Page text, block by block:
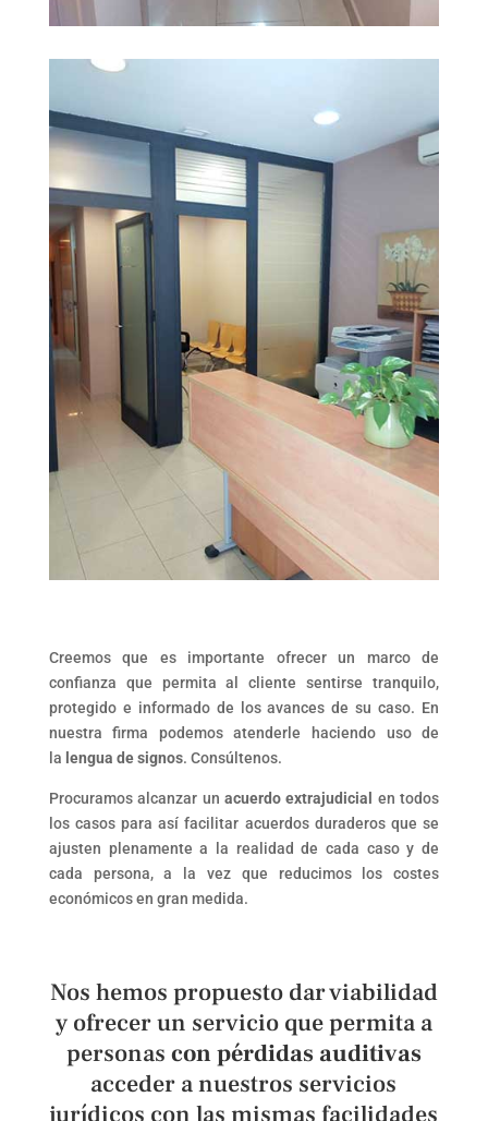
Creemos que es importante ofrecer un marco de
confianza que permita al cliente sentirse tranquilo,
protegido e informado de los avances de su caso. En
nuestra firma podemos atenderle haciendo uso de
la lengua de signos. Consúltenos.
Procuramos alcanzar un acuerdo extrajudicial
en todos
los casos para así facilitar acuerdos duraderos que se
ajusten plenamente a la realidad de cada caso y de
cada persona, a la vez que reducimos los costes
económicos en gran medida.
Nos hemos propuesto dar viabilidad
y ofrecer un servicio que permita a
personas con pérdidas auditivas
acceder a nuestros servicios
jurídicos con las mismas facilidades